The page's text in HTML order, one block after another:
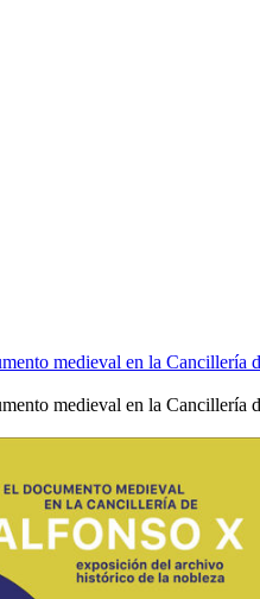
medieval en la Cancillería
medieval en la Cancillería